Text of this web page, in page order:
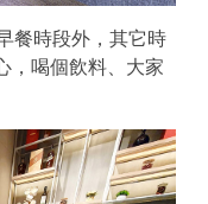
餐時段外，其它時
，喝個飲料、大家